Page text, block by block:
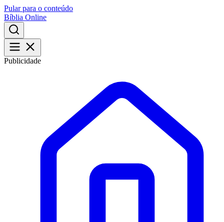
Pular para o conteúdo
Bíblia Online
Publicidade